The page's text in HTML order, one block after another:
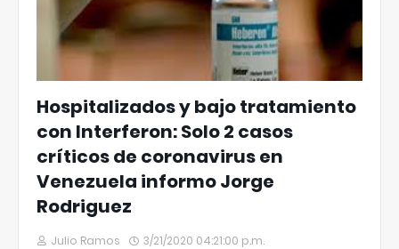
Hospitalizados y bajo tratamiento
con Interferon: Solo 2 casos
críticos de coronavirus en
Venezuela informo Jorge
Rodriguez
Julio Ramos 3/21/2020 04:21:00 p.m.